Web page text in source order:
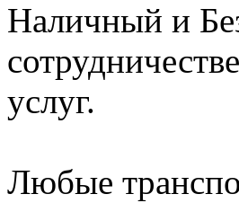
Наличный и
услуг.
Любые